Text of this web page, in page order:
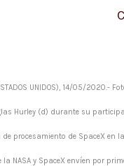
UNIDOS), 14/05/
Hurley (d) durante su
procesamiento de SpaceX en
la NASA y SpaceX envíen por